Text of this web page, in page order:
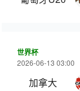
世界杯
2026-06-13 03:00
加拿大